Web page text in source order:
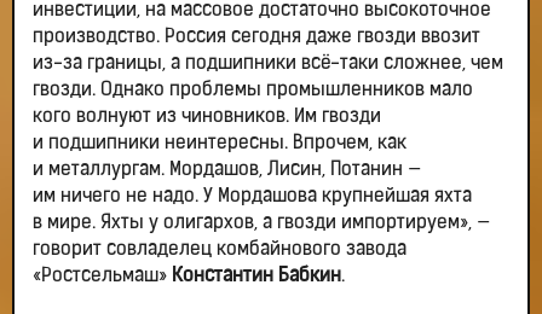
инвестиции, на массовое достаточно высокоточное
производство. Россия сегодня даже гвозди ввозит
из-за границы, а подшипники всё-таки сложнее, чем
гвозди. Однако проблемы промышленников мало
кого волнуют из чиновников. Им гвозди
и подшипники неинтересны. Впрочем, как
и металлургам. Мордашов, Лисин, Потанин —
им ничего не надо. У Мордашова крупнейшая яхта
в мире. Яхты у олигархов, а гвозди импортируем», —
говорит совладелец комбайнового завода
«Ростсельмаш» Константин Бабкин.